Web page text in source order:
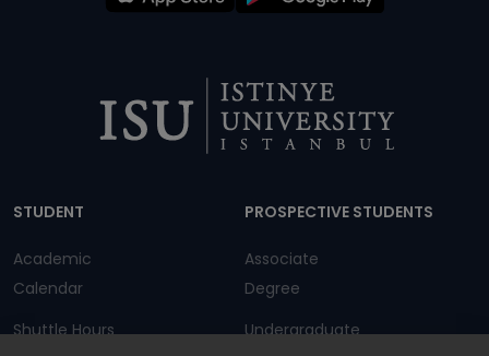
STUDENT
Academic
Calendar
Shuttle Hours
PROSPECTIVE STUDENTS
Associate
Degree
Undergraduate